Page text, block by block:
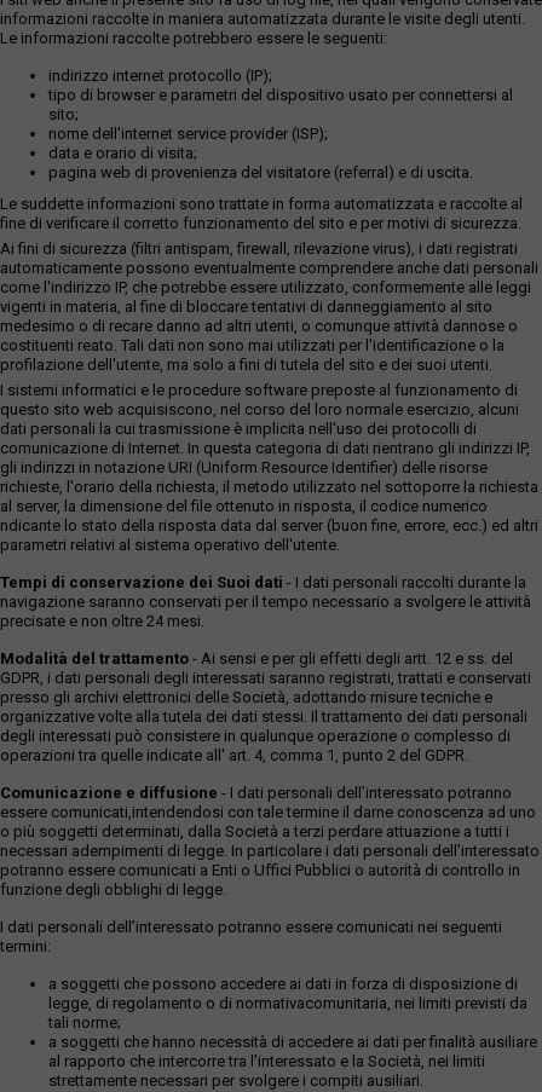
informazioni raccolte in maniera automatizzata durante le visite degli utenti.
Le informazioni raccolte potrebbero essere le seguenti:
indirizzo internet protocollo (IP);
tipo di browser e parametri del dispositivo usato per connettersi al
sito;
nome dell'internet service provider (ISP);
data e orario di visita;
pagina web di provenienza del visitatore (referral) e di uscita.
Le suddette informazioni sono trattate in forma automatizzata e raccolte al
fine di verificare il corretto funzionamento del sito e per motivi di sicurezza.
Ai fini di sicurezza (filtri antispam, firewall, rilevazione virus), i dati registrati
automaticamente possono eventualmente comprendere anche dati personali
come l'indirizzo IP, che potrebbe essere utilizzato, conformemente alle leggi
vigenti in materia, al fine di bloccare tentativi di danneggiamento al sito
medesimo o di recare danno ad altri utenti, o comunque attività dannose o
costituenti reato. Tali dati non sono mai utilizzati per l'identificazione o la
profilazione dell'utente, ma solo a fini di tutela del sito e dei suoi utenti.
I sistemi informatici e le procedure software preposte al funzionamento di
questo sito web acquisiscono, nel corso del loro normale esercizio, alcuni
dati personali la cui trasmissione è implicita nell'uso dei protocolli di
comunicazione di Internet. In questa categoria di dati rientrano gli indirizzi IP,
gli indirizzi in notazione URI (Uniform Resource Identifier) delle risorse
richieste, l'orario della richiesta, il metodo utilizzato nel sottoporre la richiesta
al server, la dimensione del file ottenuto in risposta, il codice numerico
ndicante lo stato della risposta data dal server (buon fine, errore, ecc.) ed altri
parametri relativi al sistema operativo dell'utente.
Tempi di conservazione dei Suoi dati - I dati personali raccolti durante la
navigazione saranno conservati per il tempo necessario a svolgere le attività
precisate e non oltre 24 mesi.
Modalità del trattamento - Ai sensi e per gli effetti degli artt. 12 e ss. del
GDPR, i dati personali degli interessati saranno registrati, trattati e conservati
presso gli archivi elettronici delle Società, adottando misure tecniche e
organizzative volte alla tutela dei dati stessi. Il trattamento dei dati personali
degli interessati può consistere in qualunque operazione o complesso di
operazioni tra quelle indicate all' art. 4, comma 1, punto 2 del GDPR.
Comunicazione e diffusione - I dati personali dell’interessato potranno
essere comunicati,intendendosi con tale termine il darne conoscenza ad uno
o più soggetti determinati, dalla Società a terzi perdare attuazione a tutti i
necessari adempimenti di legge. In particolare i dati personali dell’interessato
potranno essere comunicati a Enti o Uffici Pubblici o autorità di controllo in
funzione degli obblighi di legge.
I dati personali dell’interessato potranno essere comunicati nei seguenti
termini:
a soggetti che possono accedere ai dati in forza di disposizione di
legge, di regolamento o di normativacomunitaria, nei limiti previsti da
tali norme;
a soggetti che hanno necessità di accedere ai dati per finalità ausiliare
al rapporto che intercorre tra l’interessato e la Società, nei limiti
strettamente necessari per svolgere i compiti ausiliari.